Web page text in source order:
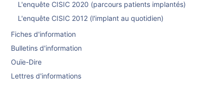
L'enquête CISIC 2020 (parcours patients implantés)
L'enquête CISIC 2012 (l'implant au quotidien)
Fiches d'information
Bulletins d'information
Ouïe-Dire
Lettres d'informations